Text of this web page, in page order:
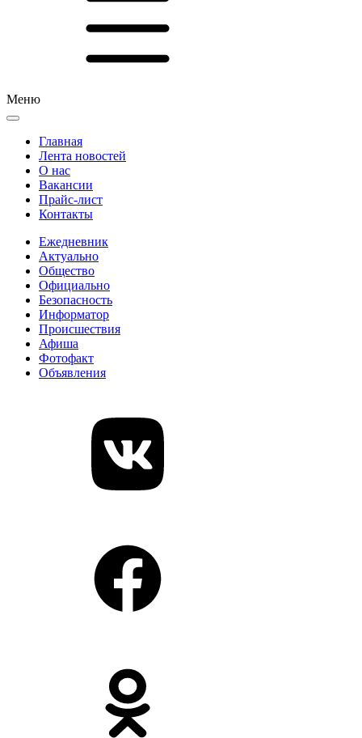
Меню
Главная
Лента новостей
О нас
Вакансии
Прайс-лист
Контакты
Ежедневник
Актуально
Общество
Официально
Безопасность
Информатор
Происшествия
Афиша
Фотофакт
Объявления